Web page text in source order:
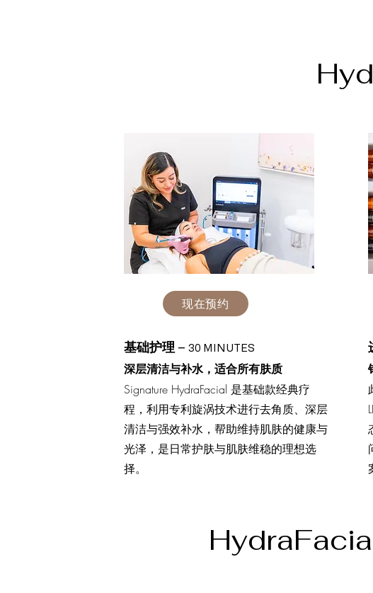
现在预约
基础护理 – 30 MINUTES
深层清洁与补水，适合所有肤质
Signature HydraFacial 是基础款经典疗
程，利用专利旋涡技术进行去角质、深层
清洁与强效补水，帮助维持肌肤的健康与
光泽，是日常护肤与肌肤维稳的理想选
择。